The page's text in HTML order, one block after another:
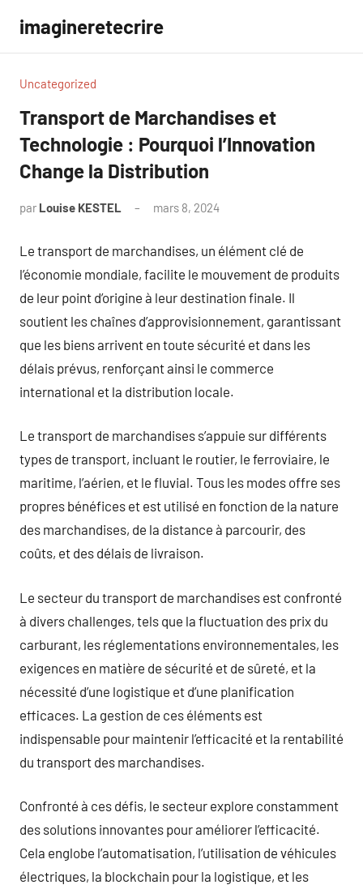
contenu
imagineretecrire
Uncategorized
Transport de Marchandises et
Technologie : Pourquoi l’Innovation
Change la Distribution
par Louise KESTEL mars 8, 2024
Le transport de marchandises, un élément clé de
l’économie mondiale, facilite le mouvement de produits
de leur point d’origine à leur destination finale. Il
soutient les chaînes d’approvisionnement, garantissant
que les biens arrivent en toute sécurité et dans les
délais prévus, renforçant ainsi le commerce
international et la distribution locale.
Le transport de marchandises s’appuie sur différents
types de transport, incluant le routier, le ferroviaire, le
maritime, l’aérien, et le fluvial. Tous les modes offre ses
propres bénéfices et est utilisé en fonction de la nature
des marchandises, de la distance à parcourir, des
coûts, et des délais de livraison.
Le secteur du transport de marchandises est confronté
à divers challenges, tels que la fluctuation des prix du
carburant, les réglementations environnementales, les
exigences en matière de sécurité et de sûreté, et la
nécessité d’une logistique et d’une planification
efficaces. La gestion de ces éléments est
indispensable pour maintenir l’efficacité et la rentabilité
du transport des marchandises.
Confronté à ces défis, le secteur explore constamment
des solutions innovantes pour améliorer l’efficacité.
Cela englobe l’automatisation, l’utilisation de véhicules
électriques, la blockchain pour la logistique, et les